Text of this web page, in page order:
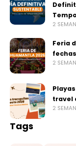
2
Feria
2
travel
2
Tags